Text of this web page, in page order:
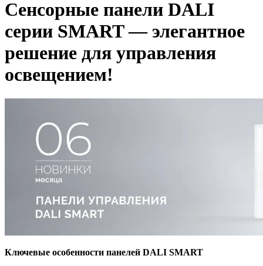
Сенсорные панели DALI
серии SMART — элегантное
решение для управления
освещением!
Ключевые особенности панелей DALI SMART